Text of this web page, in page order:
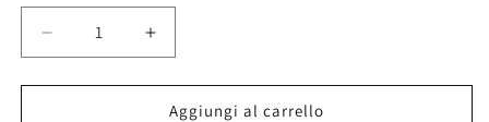
Diminuisci
quantità
per
Aumenta
quantità
per
Orecchini
Aggiungi al carrello